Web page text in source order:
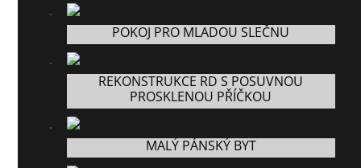
POKOJ PRO MLADOU SLEČNU
REKONSTRUKCE RD S POSUVNOU
PROSKLENOU PŘÍČKOU
MALÝ PÁNSKÝ BYT